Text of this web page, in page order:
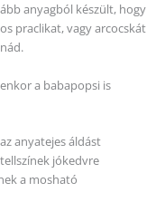
anyagból készült, hogy
praclikat, vagy arcocskát
a babapopsi is
anyatejes áldást
jókedvre
a mosható